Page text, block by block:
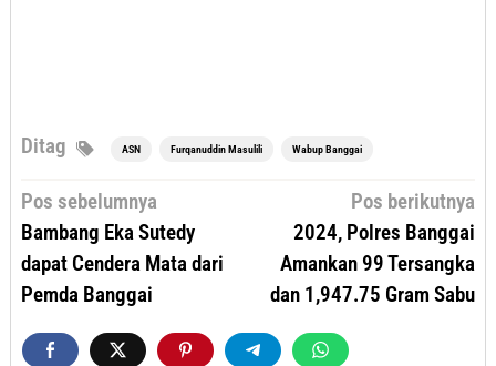
Ditag ASN Furqanuddin Masulili Wabup Banggai
Navigasi
Pos sebelumnya
Bambang Eka Sutedy
dapat Cendera Mata dari
Pemda Banggai
Pos berikutnya
2024, Polres Banggai
Amankan 99 Tersangka
dan 1,947.75 Gram Sabu